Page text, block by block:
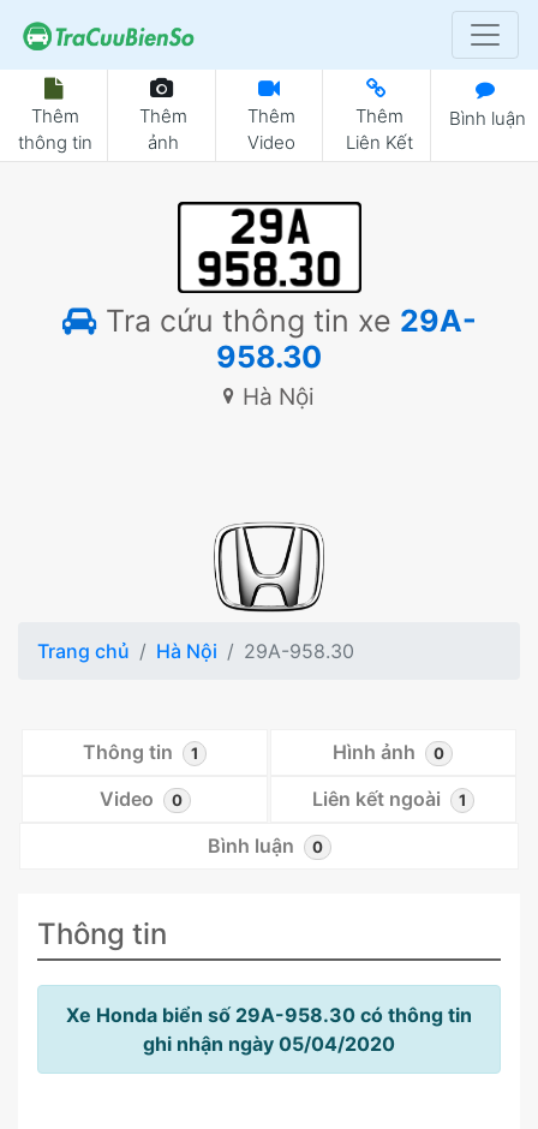
Thêm
thông tin
Thêm
ảnh
Thêm
Video
Thêm
Liên Kết
Bình luận
Tra cứu thông tin xe 29A-
958.30
Hà Nội
Trang chủ Hà Nội 29A-958.30
Thông tin 1 Hình ảnh 0
Video 0 Liên kết ngoài 1
Bình luận 0
Thông tin
Xe Honda biển số 29A-958.30 có thông tin
ghi nhận ngày 05/04/2020